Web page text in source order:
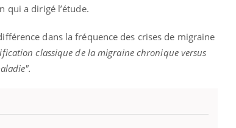
qui a dirigé l’étude.
dans la fréquence des crises de migraine
classique de la migraine chronique versus